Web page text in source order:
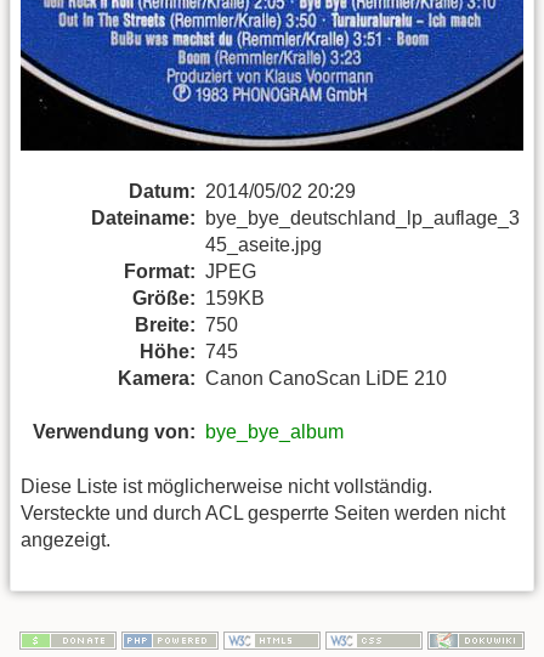
Datum: 2014/05/02 20:29
Dateiname:
bye_bye_deutschland_lp_auflage_3
45_aseite.jpg
Format: JPEG
Größe: 159KB
Breite: 750
Höhe: 745
Kamera: Canon CanoScan LiDE 210
Verwendung von: bye_bye_album
Diese Liste ist möglicherweise nicht vollständig.
Versteckte und durch ACL gesperrte Seiten werden nicht
angezeigt.